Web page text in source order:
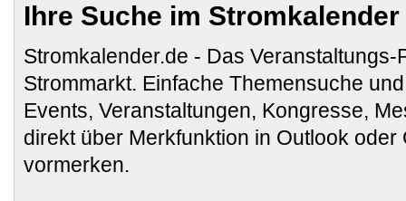
Ihre Suche im Stromkalender
Stromkalender.de - Das Veranstaltungs-
Strommarkt. Einfache Themensuche
Events, Veranstaltungen, Kongresse,
direkt über Merkfunktion in Outlook oder
vormerken.